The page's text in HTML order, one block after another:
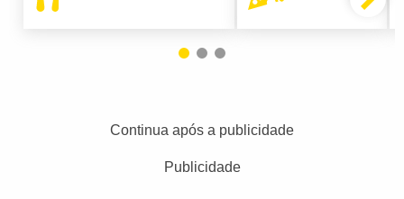
Continua após a publicidade
Publicidade